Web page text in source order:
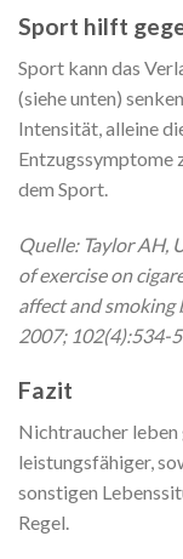
Sport hilft
Sport kann das
(siehe unten)
Intensität, alleine
Entzugssymptome
dem Sport.
Quelle: Taylor AH,
of exercise on
affect and
2007; 102(4):534-
Fazit
Nichtraucher leben
leistungsfähiger,
sonstigen
Regel.